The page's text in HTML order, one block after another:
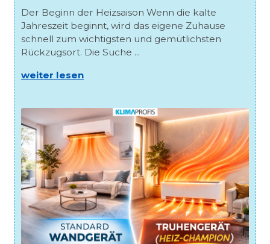
Der Beginn der Heizsaison Wenn die kalte
Jahreszeit beginnt, wird das eigene Zuhause
schnell zum wichtigsten und gemütlichsten
Rückzugsort. Die Suche ...
weiter lesen